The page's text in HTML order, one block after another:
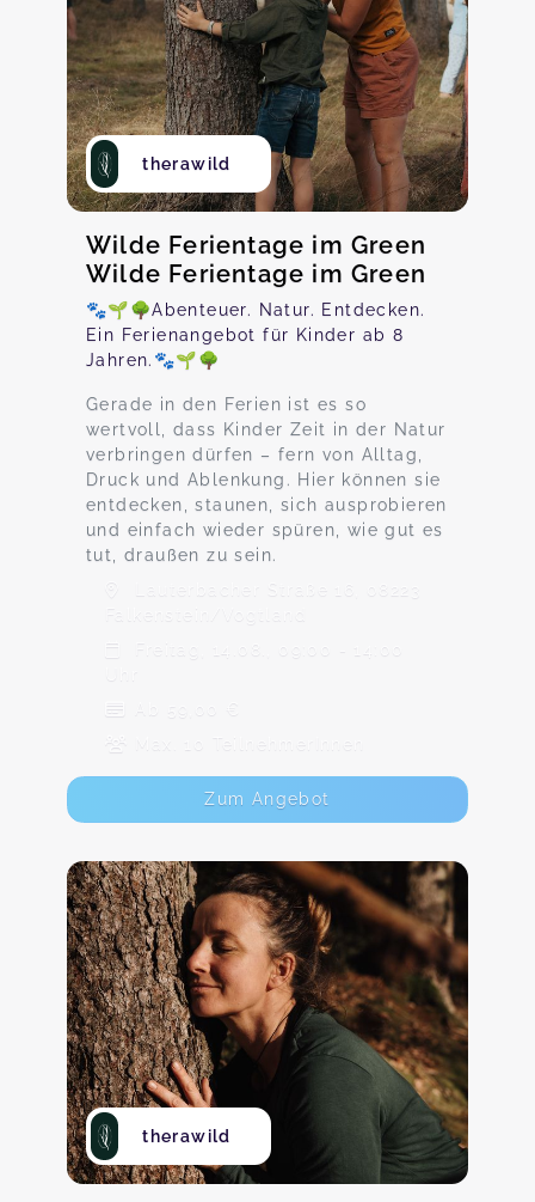
therawild
Wilde Ferientage im Green
Wilde Ferientage im Green
🐾🌱🌳Abenteuer. Natur. Entdecken.
Ein Ferienangebot für Kinder ab 8
Jahren.🐾🌱🌳
Gerade in den Ferien ist es so
wertvoll, dass Kinder Zeit in der Natur
verbringen dürfen – fern von Alltag,
Druck und Ablenkung. Hier können sie
entdecken, staunen, sich ausprobieren
und einfach wieder spüren, wie gut es
tut, draußen zu sein.
Lauterbacher Straße 16, 08223
Falkenstein/Vogtland
Freitag, 14.08., 09:00 - 14:00
Ab 59,00 €
Max. 10 TeilnehmerInnen
Zum Angebot
therawild